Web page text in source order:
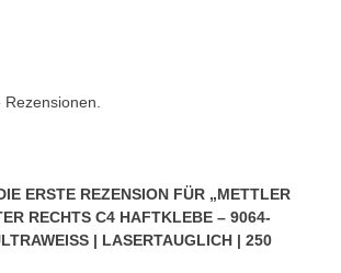
ERSTE REZENSION FÜR „METTLER
RECHTS C4 HAFTKLEBE – 9064-
| LASERTAUGLICH | 250